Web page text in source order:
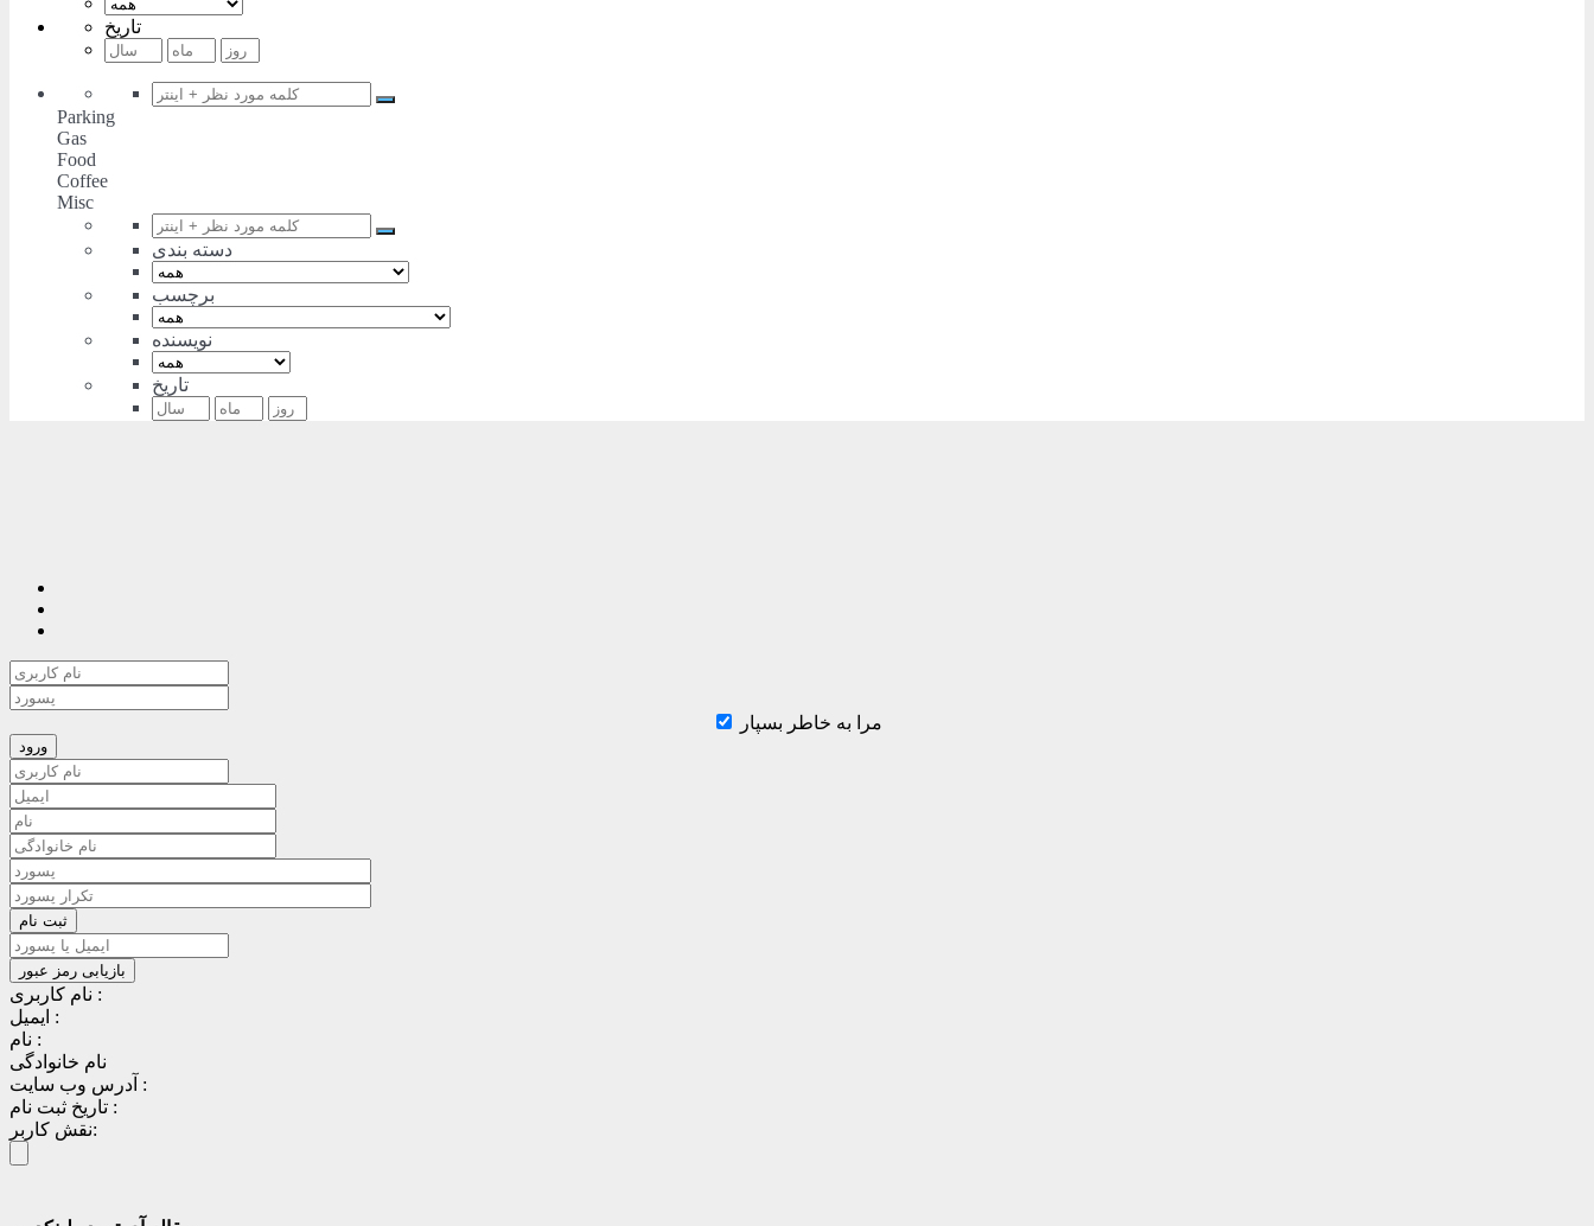
تاریخ
Parking
Gas
Food
Coffee
Misc
دسته بندی
برچسب
نویسنده
تاریخ
مرا به خاطر بسپار
نام کاربری :
ایمیل :
نام :
نام خانوادگی
آدرس وب سایت :
تاریخ ثبت نام :
نقش کاربر: